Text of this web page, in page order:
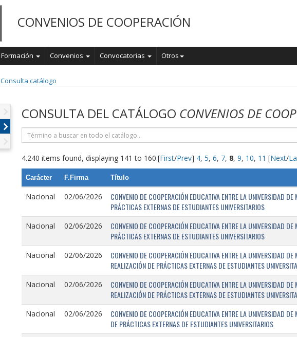
CONVENIOS DE COOPERACIÓN
Formación Convenios Convocatorias Otros
Consulta catálogo
CONSULTA DEL CATÁLOGO CONVENIOS DE
4.240 items found, displaying 141 to 160.[First/Prev] 4, 5, 6, 7, 8, 9, 10, 11 [Next/
Carácter F.Firma Título
Nacional 02/06/2026
CONVENIO DE COOPERACIÓN EDUCATIVA ENTRE LA UNIVERSIDAD
PRÁCTICAS EXTERNAS DE ESTUDIANTES UNIVERSITARIOS
Nacional 02/06/2026
CONVENIO DE COOPERACIÓN EDUCATIVA ENTRE LA UNIVERSIDAD
PRÁCTICAS EXTERNAS DE ESTUDIANTES UNIVERSITARIOS
Nacional 02/06/2026
CONVENIO DE COOPERACIÓN EDUCATIVA ENTRE LA UNIVERSIDAD
REALIZACIÓN DE PRÁCTICAS EXTERNAS DE ESTUDIANTES
Nacional 02/06/2026
CONVENIO DE COOPERACIÓN EDUCATIVA ENTRE LA UNIVERSIDAD
REALIZACIÓN DE PRÁCTICAS EXTERNAS DE ESTUDIANTES
Nacional 02/06/2026
CONVENIO DE COOPERACIÓN EDUCATIVA ENTRE LA UNIVERSIDAD
DE PRÁCTICAS EXTERNAS DE ESTUDIANTES UNIVERSITARIOS